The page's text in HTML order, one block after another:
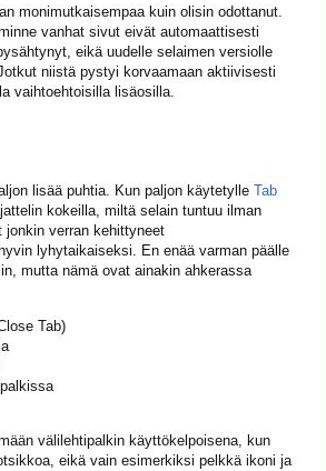
monimutkaisempaa kuin olisin odottanut.
vanhat sivut eivät automaattisesti
eikä uudelle selaimen versiolle
niistä pystyi korvaamaan aktiivisesti
vaihtoehtoisilla lisäosilla.
lisää puhtia. Kun paljon käytetylle Tab
kokeilla, miltä selain tuntuu ilman
jonkin verran kehittyneet
lyhytaikaiseksi. En enää varman päälle
mutta nämä ovat ainakin ahkerassa
Tab)
välilehtipalkin käyttökelpoisena, kun
eikä vain esimerkiksi pelkkä ikoni ja